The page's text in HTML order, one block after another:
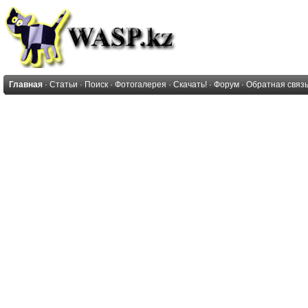
Главная · Статьи · Поиск · Фотогалерея · Скачать! · Форум · Обратная связь